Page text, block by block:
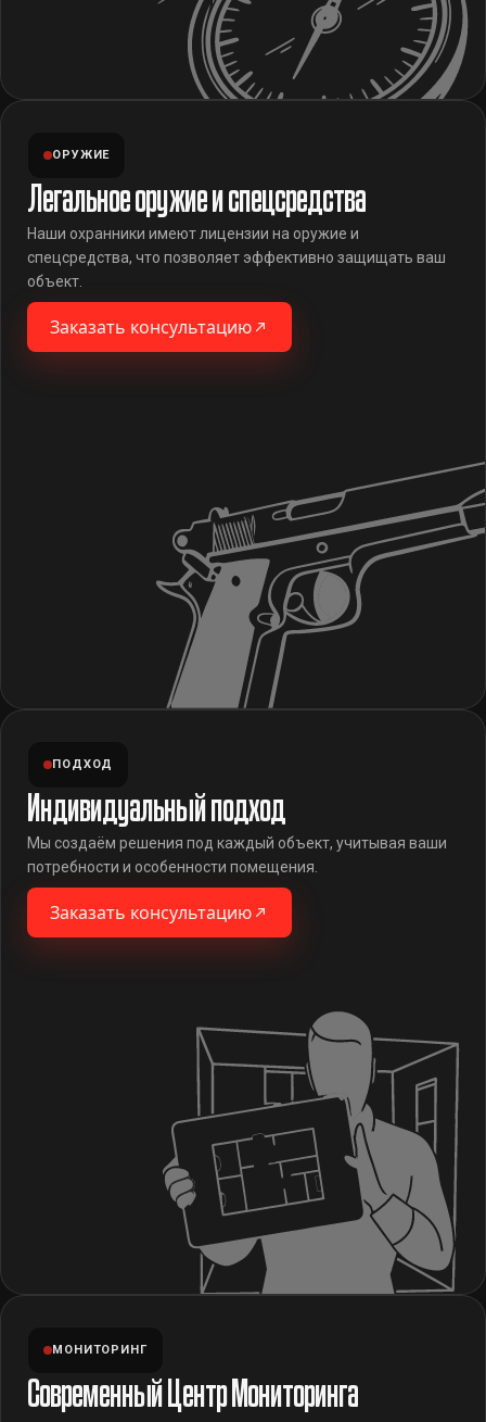
ОРУЖИЕ
Легальное оружие и спецсредства
Наши охранники имеют лицензии на оружие и
спецсредства, что позволяет эффективно защищать ваш
объект.
Заказать консультацию
ПОДХОД
Индивидуальный подход
Мы создаём решения под каждый объект, учитывая ваши
потребности и особенности помещения.
Заказать консультацию
МОНИТОРИНГ
Современный Центр Мониторинга